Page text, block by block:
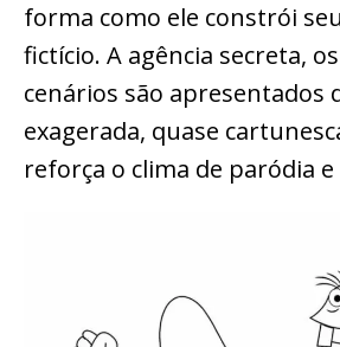
forma como ele constrói
fictício. A agência secreta,
cenários são apresentados
exagerada, quase
reforça o clima de paródia